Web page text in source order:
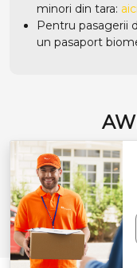
minori din tara: aici
Pentru pasagerii
un pasaport